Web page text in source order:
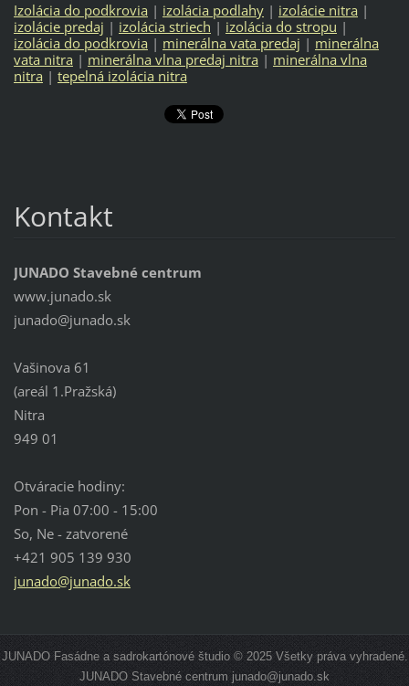
Izolácia do podkrovia | izolácia podlahy | izolácie nitra |
izolácie predaj | izolácia striech | izolácia do stropu |
izolácia do podkrovia | minerálna vata predaj | minerálna
vata nitra | minerálna vlna predaj nitra | minerálna vlna
nitra | tepelná izolácia nitra
Kontakt
JUNADO Stavebné centrum
www.junado.sk
junado@junado.sk
Vašinova 61
(areál 1.Pražská)
Nitra
949 01
Otváracie hodiny:
Pon - Pia 07:00 - 15:00
So, Ne - zatvorené
+421 905 139 930
junado@junado.sk
JUNADO Fasádne a sadrokartónové študio © 2025 Všetky práva vyhradené.
JUNADO Stavebné centrum junado@junado.sk